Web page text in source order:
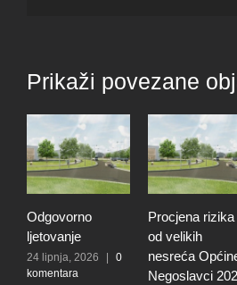
Prikaži povezane
Odgovorno
ljetovanje
24 lipnja, 2026
0
komentara
Procjena rizika
od velikih
nesreća
Negoslavci